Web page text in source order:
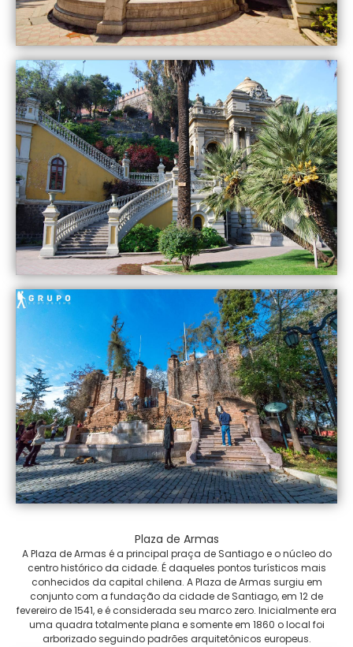
Plaza de Armas
A Plaza de Armas é a principal praça de Santiago e o núcleo do
centro histórico da cidade. É daqueles pontos turísticos mais
conhecidos da capital chilena. A Plaza de Armas surgiu em
conjunto com a fundação da cidade de Santiago, em 12 de
fevereiro de 1541, e é considerada seu marco zero. Inicialmente era
uma quadra totalmente plana e somente em 1860 o local foi
arborizado seguindo padrões arquitetônicos europeus.